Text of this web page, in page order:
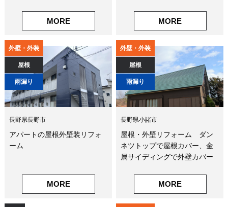
MORE MORE
外壁・外装
屋根
雨漏り
長野県長野市
アパートの屋根外壁装リフォ
ーム
MORE
外壁・外装
屋根
雨漏り
長野県小諸市
屋根・外壁リフォーム ダン
ネツトップで屋根カバー、金
属サイディングで外壁カバー
MORE